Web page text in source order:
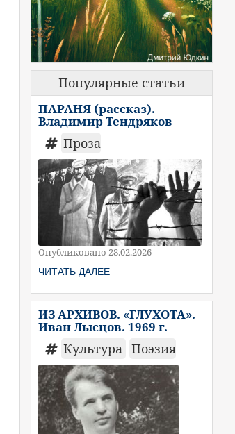
Популярные статьи
ПАРАНЯ (рассказ).
Владимир Тендряков
Проза
Опубликовано 28.02.2026
ЧИТАТЬ ДАЛЕЕ
ИЗ АРХИВОВ. «ГЛУХОТА».
Иван Лысцов. 1969 г.
Культура Поэзия